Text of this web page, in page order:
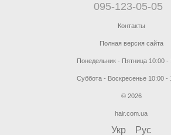
095-123-05-05
Контакты
Полная версия сайта
Понедельник - Пятница 10:00 -
Суббота - Воскресенье 10:00 -
© 2026
hair.com.ua
Укр Рус